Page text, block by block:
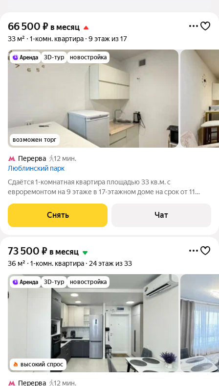
66 500 ₽ в месяц
33 м² 1-комн. квартира 9 этаж из 17
3D-тур новостройка
возможен торг
Перерва
12 мин.
Люблинский парк
Сдаётся 1-комнатная квартира площадью 33 кв.м. с
евроремонтом на 9 этаже в 17-этажном доме на срок от 11
Микроволновка Дом - монолитный, окна выходят на улицу. В
подъезде 4 лифта - 2 грузовых
Снять Чат
73 500 ₽ в месяц
36 м² 1-комн. квартира 24 этаж из 33
3D-тур новостройка
высокий спрос
Перерва
12 мин.